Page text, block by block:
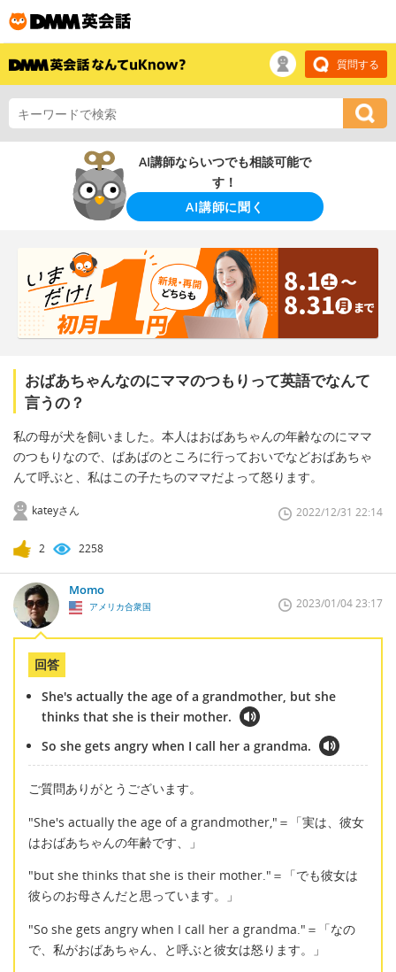
質問する
AI講師ならいつでも相談可能で
す！
AI講師に聞く
おばあちゃんなのにママのつもりって英語でなんて
言うの？
私の母が犬を飼いました。本人はおばあちゃんの年齢なのにママ
のつもりなので、ばあばのところに行っておいでなどおばあちゃ
んて呼ぶと、私はこの子たちのママだよって怒ります。
kateyさん 2022/12/31 22:14
2 2258
Momo
アメリカ合衆国 2023/01/04 23:17
回答
She's actually the age of a grandmother, but she
thinks that she is their mother.
So she gets angry when I call her a grandma.
ご質問ありがとうございます。
"She's actually the age of a grandmother,"＝「実は、彼女
はおばあちゃんの年齢です、」
"but she thinks that she is their mother."＝「でも彼女は
彼らのお母さんだと思っています。」
"So she gets angry when I call her a grandma."＝「なの
で、私がおばあちゃん、と呼ぶと彼女は怒ります。」